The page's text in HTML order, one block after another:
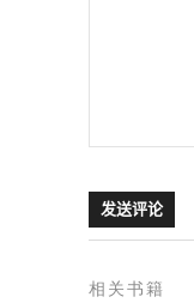
相关书籍